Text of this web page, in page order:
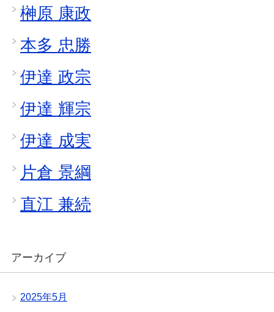
榊原 康政
本多 忠勝
伊達 政宗
伊達 輝宗
伊達 成実
片倉 景綱
直江 兼続
アーカイブ
2025年5月